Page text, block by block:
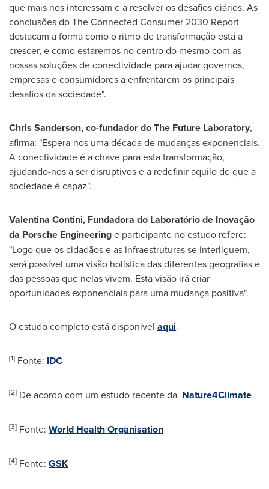
que mais nos interessam e a resolver os desafios diários. As
conclusões do The Connected Consumer 2030 Report
destacam a forma como o ritmo de transformação está a
crescer, e como estaremos no centro do mesmo com as
nossas soluções de conectividade para ajudar governos,
empresas e consumidores a enfrentarem os principais
desafios da sociedade".
Chris Sanderson, co-fundador do The Future Laboratory,
afirma: "Espera-nos uma década de mudanças exponenciais.
A conectividade é a chave para esta transformação,
ajudando-nos a ser disruptivos e a redefinir aquilo de que a
sociedade é capaz".
Valentina Contini, Fundadora do Laboratório de Inovação
da Porsche Engineeringe participante no estudo refere:
"Logo que os cidadãos e as infraestruturas se interliguem,
será possível uma visão holística das diferentes geografias e
das pessoas que nelas vivem. Esta visão irá criar
oportunidades exponenciais para uma mudança positiva".
O estudo completo está disponível aqui.
[1] Fonte: IDC
[2] De acordo com um estudo recente da Nature4Climate
[3] Fonte: World Health Organisation
[4] Fonte: GSK